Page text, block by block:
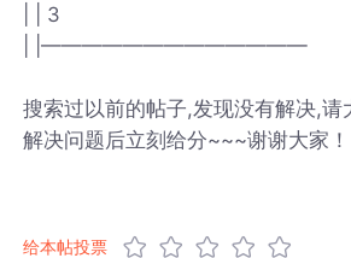
| | 3
| |—————————————
搜索过以前的帖子,发现没有解决,请
解决问题后立刻给分~~~谢谢大家！
给本帖投票